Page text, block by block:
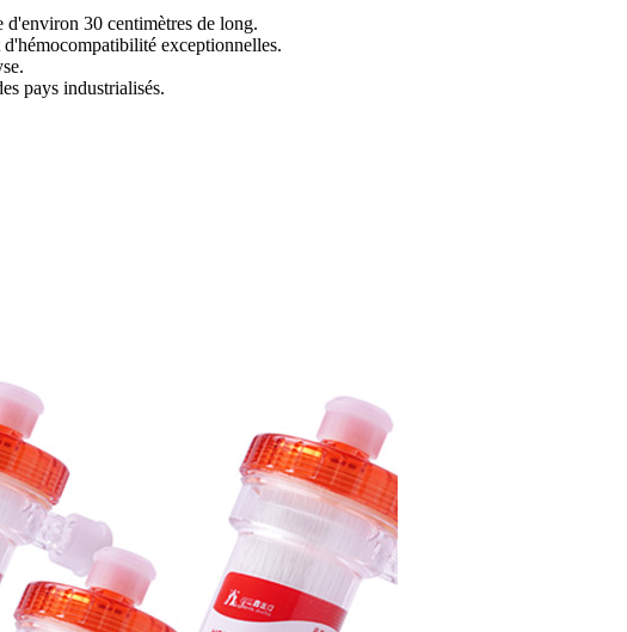
d'environ 30 centimètres de long.
exceptionnelles.
pays industrialisés.